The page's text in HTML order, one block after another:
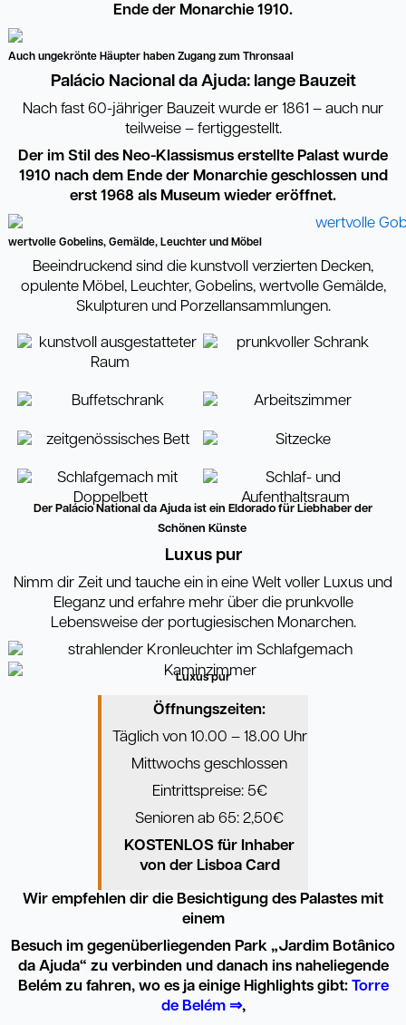
Ende der Monarchie 1910.
Auch ungekrönte Häupter haben Zugang zum Thronsaal
Pal ácio Nacional da Ajuda: lange Bauzeit
Nach fast 60-jähriger Bauzeit wurde er 1861 – auch nur
teilweise – fertiggestellt.
Der im Stil des Neo-Klassismus erstellte Palast wurde
1910 nach dem Ende der Monarchie geschlossen und
erst 1968 als Museum wieder eröffnet.
wertvolle Gobelins, Gemälde, Leuchter und Möbel
Beeindruckend sind die kunstvoll verzierten Decken,
opulente Möbel, Leuchter, Gobelins, wertvolle Gemälde,
Skulpturen und Porzellansammlungen.
Der Palácio National da Ajuda ist ein Eldorado für Liebhaber der
Schönen Künste
Luxus pur
Nimm dir Zeit und tauche ein in eine Welt voller Luxus und
Eleganz und erfahre mehr über die prunkvolle
Lebensweise der portugiesischen Monarchen.
Luxus pur
Öffnungszeiten:
Täglich von 10.00 – 18.00 Uhr
Mittwochs geschlossen
Eintrittspreise: 5€
Senioren ab 65: 2,50€
KOSTENLOS für Inhaber
von der Lisboa Card
Wir empfehlen dir die Besichtigung des Palastes mit
einem
Besuch im gegenüberliegenden Park „Jardim Botânico
da Ajuda“ zu verbinden und danach ins naheliegende
Bel ém zu fahren, wo es ja einige Highlights gibt: Torre
de Bel ém ⇒,